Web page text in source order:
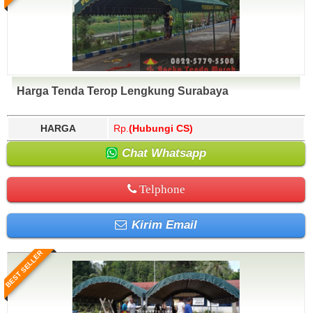
Harga Tenda Terop Lengkung Surabaya
HARGA Rp. (Hubungi CS)
Chat Whatsapp
Telphone
Kirim Email
BEST SELLER